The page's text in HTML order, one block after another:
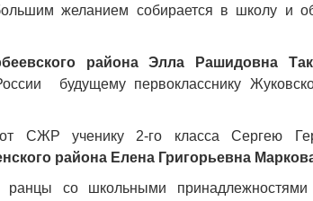
желанием собирается в школу и
района
Элла Рашидовна
будущему первокласснику
СЖР ученику 2-го класса Сергею
района Елена Григорьевна
со школьными принадлежностями